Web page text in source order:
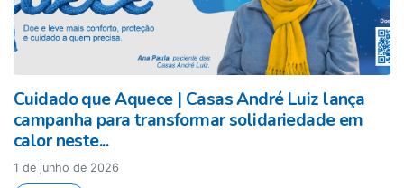
Cuidado que Aquece | Casas André Luiz lança
campanha para transformar solidariedade em
calor neste...
1 de junho de 2026